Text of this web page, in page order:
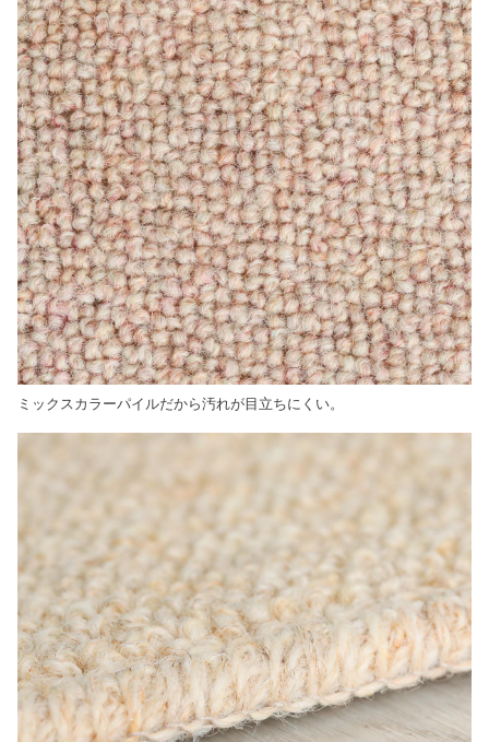
ミックスカラーパイルだから汚れが目立ちにくい。